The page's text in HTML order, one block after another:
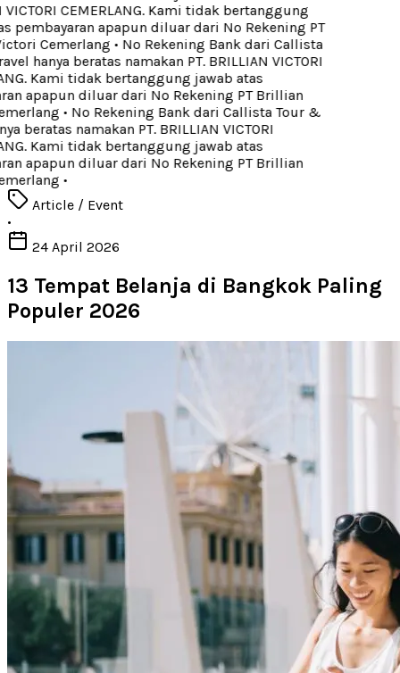
CEMERLANG. Kami tidak bertanggung
pembayaran apapun diluar dari No Rekening PT
Cemerlang• No Rekening Bank dari Callista
hanya beratas namakan PT. BRILLIAN VICTORI
Kami tidak bertanggung jawab atas
apapun diluar dari No Rekening PT Brillian
• No Rekening Bank dari Callista Tour &
beratas namakan PT. BRILLIAN VICTORI
Kami tidak bertanggung jawab atas
apapun diluar dari No Rekening PT Brillian
•
Article / Event
•
24 April 2026
13 Tempat Belanja di Bangkok Paling
Populer 2026